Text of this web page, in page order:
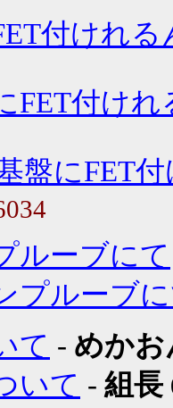
付けれ
FET付け
盤にFET
ルーブにて
プルーブ
て - めかお
いて - 組長